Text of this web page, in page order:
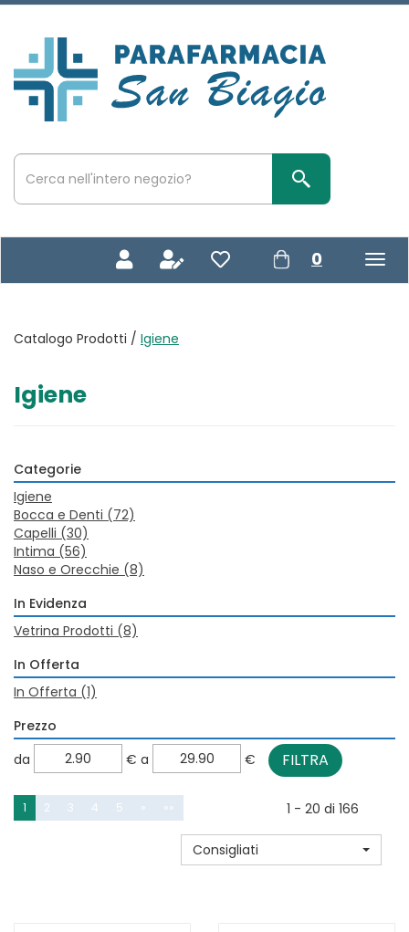
Passa
principale
San
Biagio
Cerca
Prodotto
Cerca Prodotto
0 prodotti
inseriti
Catalogo Prodotti / Igiene
Igiene
Categorie
Igiene
Bocca e Denti (72)
Capelli (30)
Intima (56)
Naso e Orecchie (8)
In Evidenza
Vetrina Prodotti (8)
In Offerta
In Offerta (1)
Prezzo
filtra
da
da €
a
a €
1 2 3 4 5 » »» 1 - 20 di 166
Consigliati